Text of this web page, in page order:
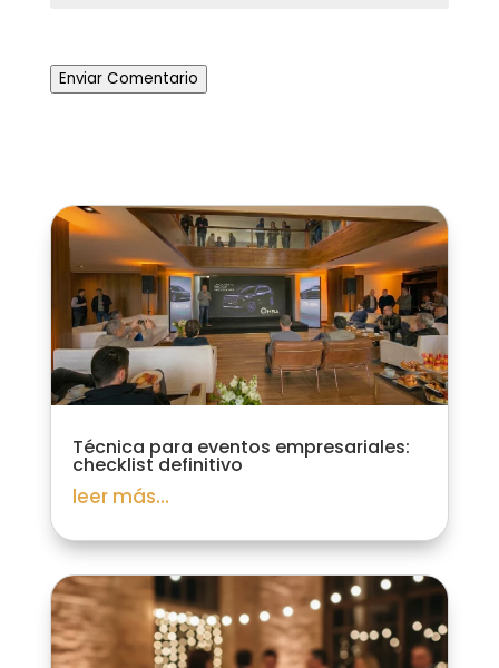
Enviar Comentario
Técnica para eventos empresariales:
checklist definitivo
leer más...